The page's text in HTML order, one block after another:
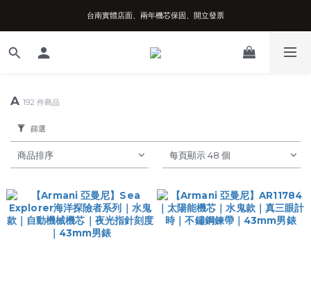
台南實體店面、兩年機芯保固、開立發票
台南實體店面、兩年機芯保固、開立發票
安心購買享七天鑑賞期、可超取可刷卡分期
A192 件商品
篩選
商品排序 每頁顯示 48 個